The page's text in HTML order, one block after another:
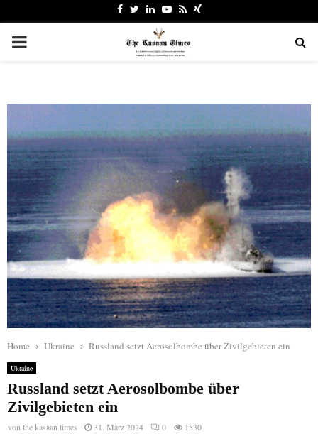
Facebook
TwitterLinkedinYoutube
RssXing
PRIMARY
Home Ukraine Russland setzt Aerosolbombe über Zivilgebieten ein
Ukraine
Russland setzt Aerosolbombe über
Zivilgebieten ein
vonthe kasaan times 31. März 2024 0 1530